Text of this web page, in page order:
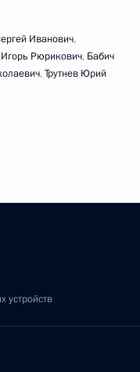
Иванович,
Рюрикович, Бабич
,Трутнев Юрий
устройств